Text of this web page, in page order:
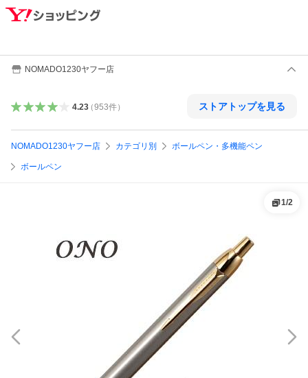
NOMADO1230ヤフー店
4.23（953件） ストアトップを見る
NOMADO1230ヤフー店 カテゴリ別 ボールペン・多機能ペン
ボールペン
1/2